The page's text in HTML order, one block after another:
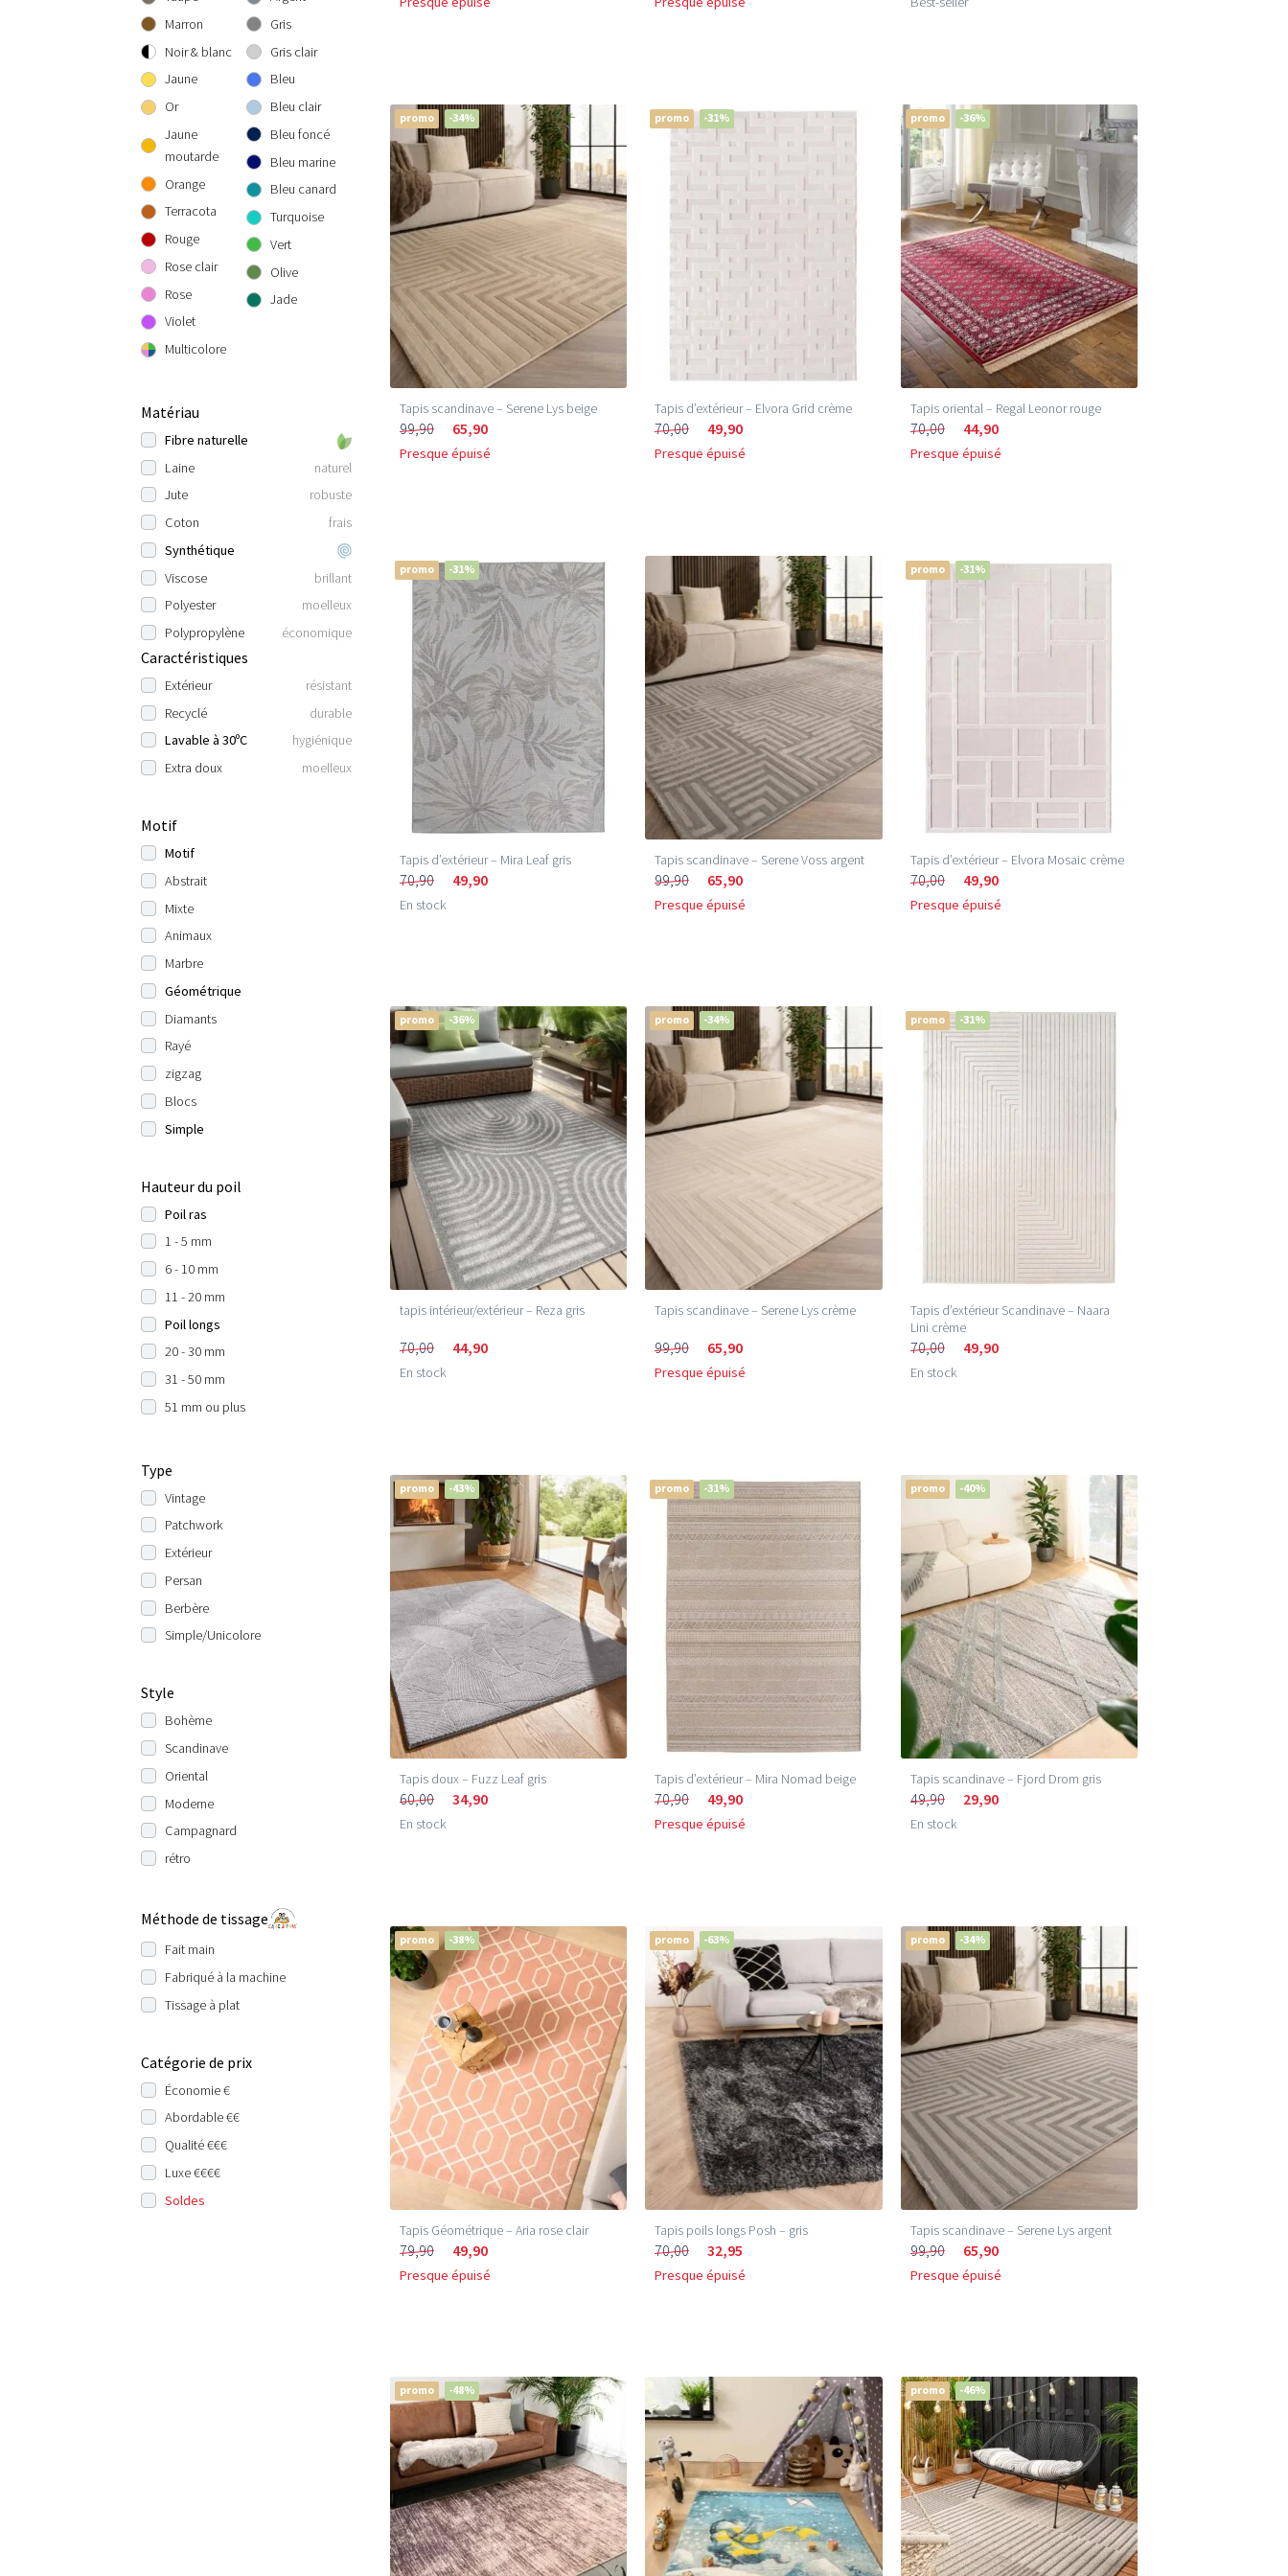
200x290 cm
240x340 cm
300x400 cm
Marron
Noir & blanc
Jaune
Or
Jaune
moutarde
Orange
Terracota
Rouge
Rose clair
Rose
Violet
Multicolore
Gris
Gris clair
Bleu
Bleu clair
Bleu foncé
Bleu marine
Bleu canard
Turquoise
Vert
Olive
Jade
Matériau
Fibre naturelle
Laine
naturel
Jute
robuste
Coton
frais
Synthétique
Viscose
brillant
Polyester
moelleux
Polypropylène
économique
Caractéristiques
Extérieur
résistant
Recyclé
durable
Lavable à 30ºC
hygiénique
Extra doux
moelleux
Motif
Motif
Abstrait
Mixte
Animaux
Marbre
Géométrique
Diamants
Rayé
zigzag
Blocs
Simple
Hauteur du poil
Poil ras
1 - 5 mm
6 - 10 mm
11 - 20 mm
Poil longs
20 - 30 mm
31 - 50 mm
51 mm ou plus
Type
Vintage
Patchwork
Extérieur
Persan
Berbère
Simple/Unicolore
Style
Bohème
Scandinave
Oriental
Moderne
Campagnard
rétro
Méthode de tissage
Fait main
Fabriqué à la machine
Tissage à plat
Catégorie de prix
Économie €
Abordable €€
Qualité €€€
Luxe €€€€
Soldes
promo -34%
Tapis scandinave – Serene Lys beige
99,90 65,90
Presque épuisé
promo -31%
Tapis d’extérieur – Elvora Grid crème
70,00 49,90
Presque épuisé
promo -36%
Tapis oriental – Regal Leonor rouge
70,00 44,90
Presque épuisé
promo -31%
Tapis d’extérieur – Mira Leaf gris
70,90 49,90
En stock
Tapis scandinave – Serene Voss argent
99,90 65,90
Presque épuisé
promo -31%
Tapis d’extérieur – Elvora Mosaic crème
70,00 49,90
Presque épuisé
promo -36%
tapis intérieur/extérieur – Reza gris
70,00 44,90
En stock
promo -34%
Tapis scandinave – Serene Lys crème
99,90 65,90
Presque épuisé
promo -31%
Tapis d’extérieur Scandinave – Naara
Lini crème
70,00 49,90
En stock
promo -43%
Tapis doux – Fuzz Leaf gris
60,00 34,90
En stock
promo -31%
Tapis d’extérieur – Mira Nomad beige
70,90 49,90
Presque épuisé
promo -40%
Tapis scandinave – Fjord Drom gris
49,90 29,90
En stock
promo -38%
Tapis Géométrique – Aria rose clair
79,90 49,90
Presque épuisé
promo -63%
Tapis poils longs Posh – gris
70,00 32,95
Presque épuisé
promo -34%
Tapis scandinave – Serene Lys argent
99,90 65,90
Presque épuisé
promo -48% promo -46%